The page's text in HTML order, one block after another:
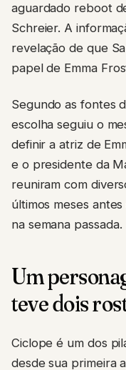
aguardado reboot
Schreier. A
revelação de que
papel de Emma
Segundo as fontes
escolha seguiu o
definir a atriz de
e o presidente da
reuniram com
últimos meses
na semana passada.
Um
teve dois
Ciclope é um dos
desde sua primeira